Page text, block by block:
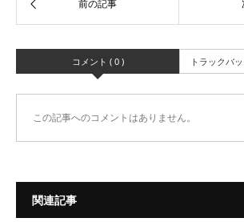
コメント ( 0 ) トラックバ
この記事へのコメントはありません。
関連記事